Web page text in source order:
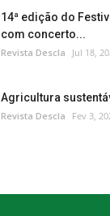
14ª edição do
com concerto...
Revista Descla Jul 18,
Agricultura
Revista Descla Fev 3,